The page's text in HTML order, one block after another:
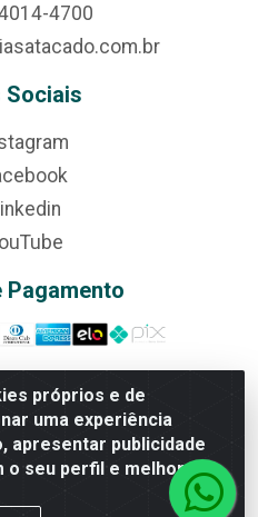
próprios e de
uma experiência
apresentar publicidade
o seu perfil e melhorar a
4700
Sociais
Pagamento
nº 3860, Jardim das
GO - CEP 75070-415 -
0002-24